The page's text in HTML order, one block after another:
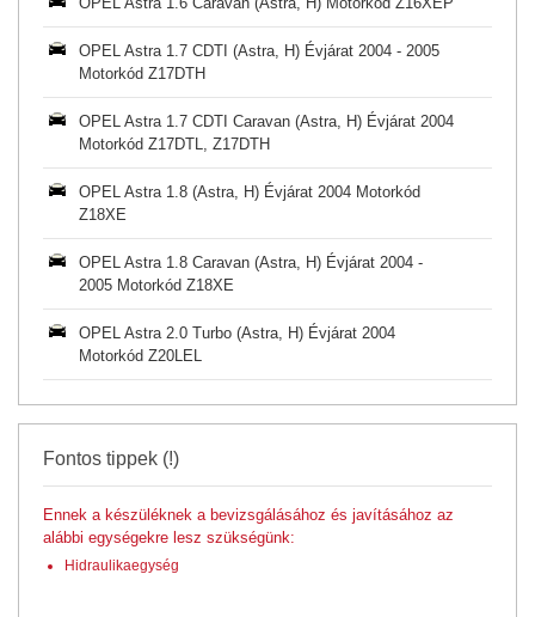
OPEL Astra 1.7 CDTI (Astra, H) Évjárat 2004 - 2005
Motorkód Z17DTH
OPEL Astra 1.7 CDTI Caravan (Astra, H) Évjárat 2004
Motorkód Z17DTL, Z17DTH
OPEL Astra 1.8 (Astra, H) Évjárat 2004 Motorkód
Z18XE
OPEL Astra 1.8 Caravan (Astra, H) Évjárat 2004 -
2005 Motorkód Z18XE
OPEL Astra 2.0 Turbo (Astra, H) Évjárat 2004
Motorkód Z20LEL
Fontos tippek (!)
Ennek a készüléknek a bevizsgálásához és javításához az
alábbi egységekre lesz szükségünk:
Hidraulikaegység